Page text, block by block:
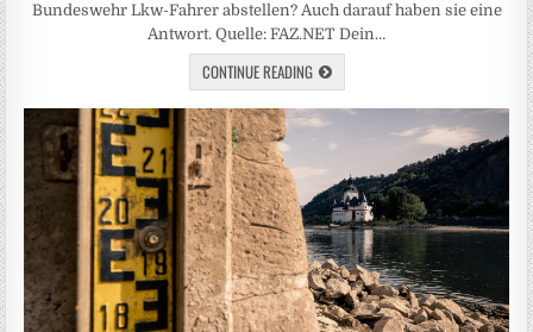
Bundeswehr Lkw-Fahrer abstellen? Auch darauf haben sie eine
Antwort. Quelle: FAZ.NET Dein…
CONTINUE READING